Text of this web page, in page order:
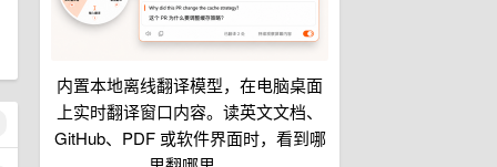
内置本地离线翻译模型，在电脑桌面
上实时翻译窗口内容。读英文文档、
GitHub、PDF 或软件界面时，看到哪